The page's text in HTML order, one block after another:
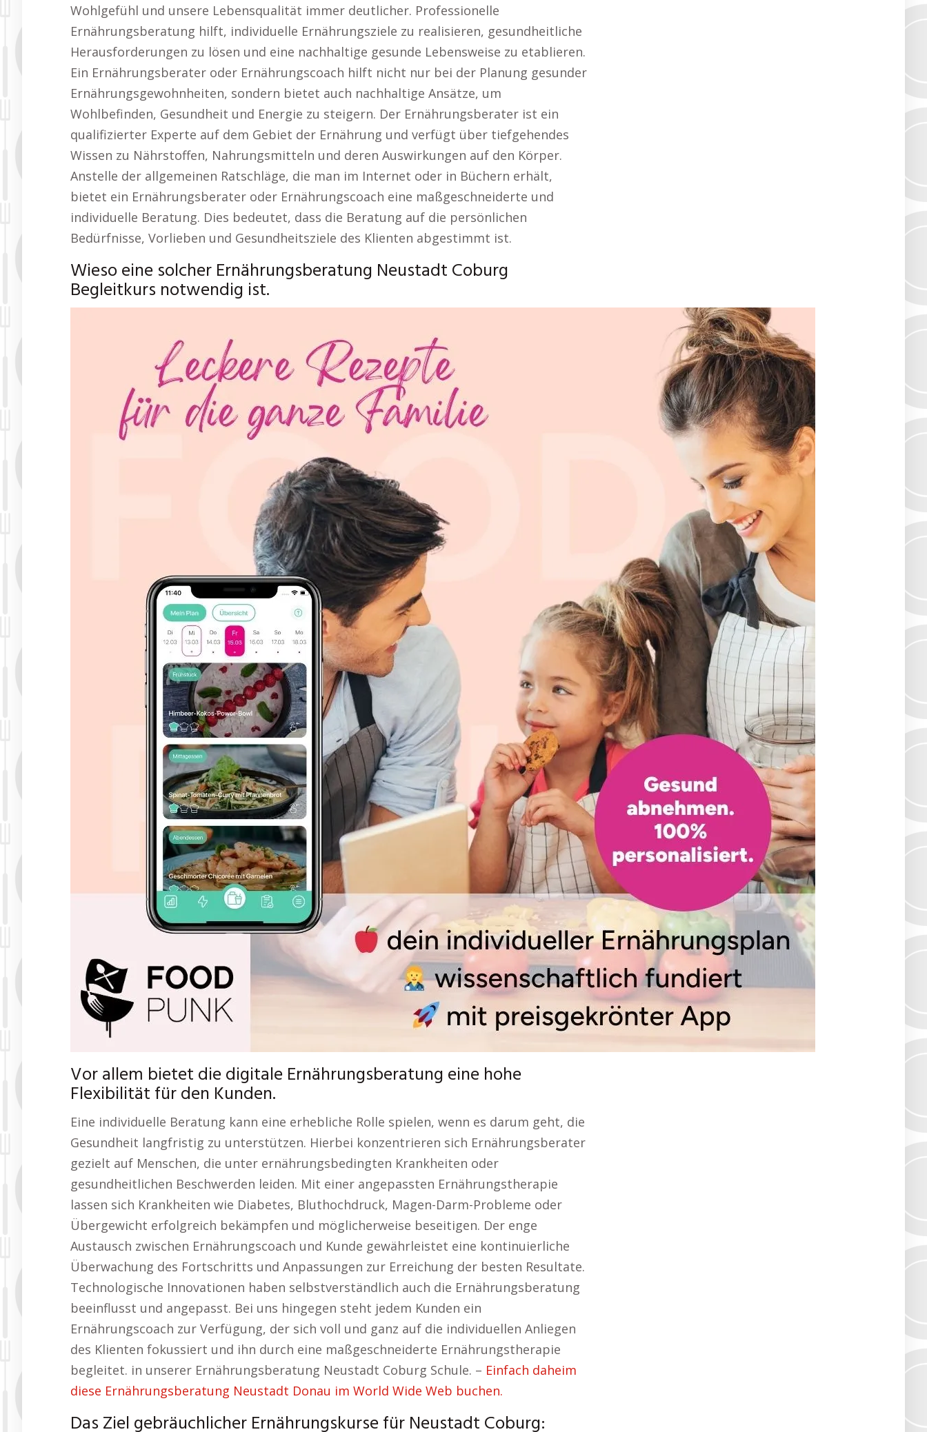
Wohlgefühl und unsere Lebensqualität immer deutlicher. Professionelle
Ernährungsberatung hilft, individuelle Ernährungsziele zu realisieren, gesundheitliche
Herausforderungen zu lösen und eine nachhaltige gesunde Lebensweise zu etablieren.
Ein Ernährungsberater oder Ernährungscoach hilft nicht nur bei der Planung gesunder
Ernährungsgewohnheiten, sondern bietet auch nachhaltige Ansätze, um
Wohlbefinden, Gesundheit und Energie zu steigern. Der Ernährungsberater ist ein
qualifizierter Experte auf dem Gebiet der Ernährung und verfügt über tiefgehendes
Wissen zu Nährstoffen, Nahrungsmitteln und deren Auswirkungen auf den Körper.
Anstelle der allgemeinen Ratschläge, die man im Internet oder in Büchern erhält,
bietet ein Ernährungsberater oder Ernährungscoach eine maßgeschneiderte und
individuelle Beratung. Dies bedeutet, dass die Beratung auf die persönlichen
Bedürfnisse, Vorlieben und Gesundheitsziele des Klienten abgestimmt ist.
Wieso eine solcher Ernährungsberatung Neustadt Coburg
Begleitkurs notwendig ist.
Vor allem bietet die digitale Ernährungsberatung eine hohe
Flexibilität für den Kunden.
Eine individuelle Beratung kann eine erhebliche Rolle spielen, wenn es darum geht, die
Gesundheit langfristig zu unterstützen. Hierbei konzentrieren sich Ernährungsberater
gezielt auf Menschen, die unter ernährungsbedingten Krankheiten oder
gesundheitlichen Beschwerden leiden. Mit einer angepassten Ernährungstherapie
lassen sich Krankheiten wie Diabetes, Bluthochdruck, Magen-Darm-Probleme oder
Übergewicht erfolgreich bekämpfen und möglicherweise beseitigen. Der enge
Austausch zwischen Ernährungscoach und Kunde gewährleistet eine kontinuierliche
Überwachung des Fortschritts und Anpassungen zur Erreichung der besten Resultate.
Technologische Innovationen haben selbstverständlich auch die Ernährungsberatung
beeinflusst und angepasst. Bei uns hingegen steht jedem Kunden ein
Ernährungscoach zur Verfügung, der sich voll und ganz auf die individuellen Anliegen
des Klienten fokussiert und ihn durch eine maßgeschneiderte Ernährungstherapie
begleitet. in unserer Ernährungsberatung Neustadt Coburg Schule. – Einfach daheim
diese Ernährungsberatung Neustadt Donau im World Wide Web buchen.
Das Ziel gebräuchlicher Ernährungskurse für Neustadt Coburg: